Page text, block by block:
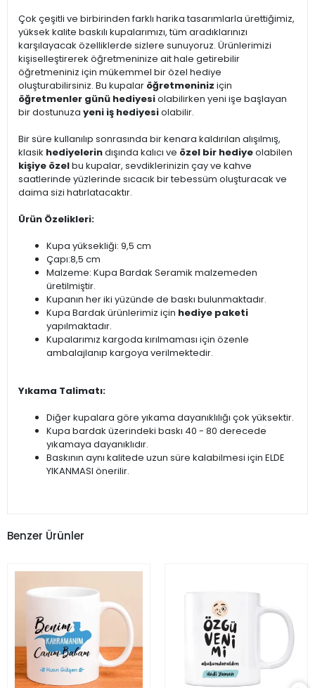
Çok çeşitli ve birbirinden farklı harika tasarımlarla ürettiğimiz,
yüksek kalite baskılı kupalarımızı, tüm aradıklarınızı
karşılayacak özelliklerde sizlere sunuyoruz. Ürünlerimizi
kişiselleştirerek öğretmeninize ait hale getirebilir
öğretmeniniz için mükemmel bir özel hediye
oluşturabilirsiniz. Bu kupalar öğretmeniniz için
öğretmenler günü hediyesiolabilirken yeni işe başlayan
bir dostunuza yeni iş hediyesiolabilir.
Bir süre kullanılıp sonrasında bir kenara kaldırılan alışılmış,
klasik hediyelerindışında kalıcı ve özel bir hediyeolabilen
kişiye özelbu kupalar, sevdiklerinizin çay ve kahve
saatlerinde yüzlerinde sıcacık bir tebessüm oluşturacak ve
daima sizi hatırlatacaktır.
Ürün Özelikleri:
Kupa yüksekliği: 9,5 cm
Çapı:8,5 cm
Malzeme: Kupa Bardak Seramik malzemeden
üretilmiştir.
Kupanın her iki yüzünde de baskı bulunmaktadır.
Kupa Bardak ürünlerimiz için hediye paketi
yapılmaktadır.
Kupalarımız kargoda kırılmaması için özenle
ambalajlanıp kargoya verilmektedir.
Yıkama Talimatı:
Diğer kupalara göre yıkama dayanıklılığı çok yüksektir.
Kupa bardak üzerindeki baskı 40 - 80 derecede
yıkamaya dayanıklıdır.
Baskının aynı kalitede uzun süre kalabilmesi için ELDE
YIKANMASI önerilir.
Benzer Ürünler